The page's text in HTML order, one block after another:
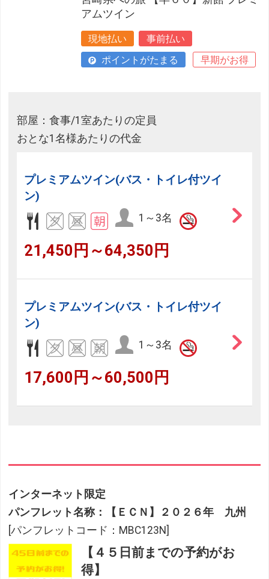
アムツイン
現地払い
事前払い
ポイントがたまる
早期がお得
部屋：食事/1室あたりの定員
おとな1名様あたりの代金
プレミアムツイン(バス・トイレ付ツイ
ン)
1～3名
21,450円～64,350円
プレミアムツイン(バス・トイレ付ツイ
ン)
1～3名
17,600円～60,500円
インターネット限定
パンフレット名称：【ＥＣＮ】２０２６年 九州
[パンフレットコード：MBC123N]
【４５日前までの予約がお
得】